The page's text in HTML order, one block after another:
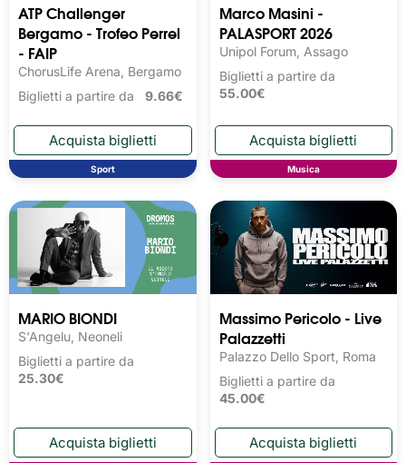
ATP Challenger
Bergamo - Trofeo Perrel
- FAIP
ChorusLife Arena, Bergamo
Biglietti a partire da 9.66€
Sport
Marco Masini -
PALASPORT 2026
Unipol Forum, Assago
Biglietti a partire da
55.00€
Musica
MARIO BIONDI
S'Angelu, Neoneli
Biglietti a partire da
25.30€
Massimo Pericolo - Live
Palazzetti
Palazzo Dello Sport, Roma
Biglietti a partire da
45.00€